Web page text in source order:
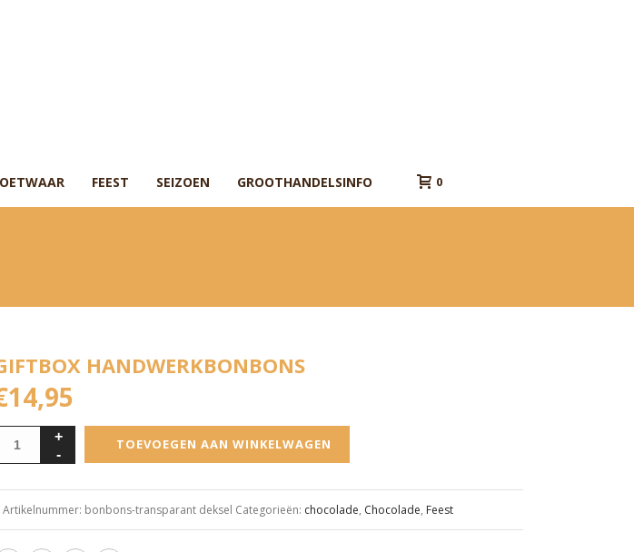
FEEST SEIZOEN GROOTHANDELSINFO 0
HANDWERKBONBONS
14,95
TOEVOEGEN AAN WINKELWAGEN
Artikelnummer: bonbons-transparant deksel Categorieën: chocolade, Chocolade, Feest